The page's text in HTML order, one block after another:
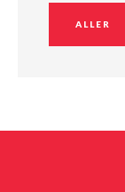
ALLER